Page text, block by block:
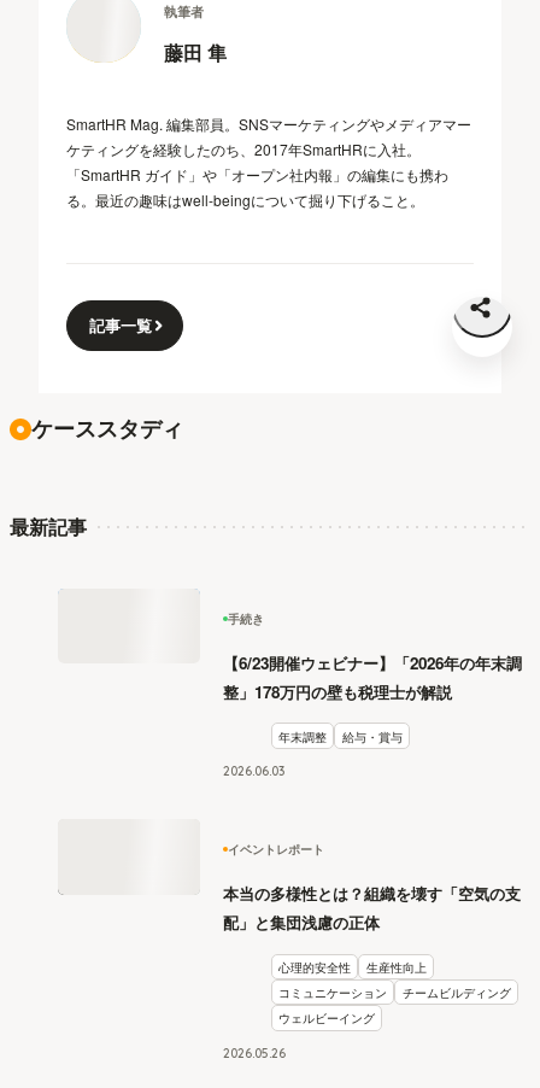
執筆者
藤田 隼
SmartHR Mag. 編集部員。SNSマーケティングやメディアマー
ケティングを経験したのち、2017年SmartHRに入社。
「SmartHR ガイド」や「オープン社内報」の編集にも携わ
る。最近の趣味はwell-beingについて掘り下げること。
記事一覧
ケーススタディ
最新記事
手続き
【6/23開催ウェビナー】「2026年の年末調
整」178万円の壁も税理士が解説
年末調整 給与・賞与
2026.06 03
イベントレポート
本当の多様性とは？組織を壊す「空気の支
配」と集団浅慮の正体
心理的安全性
生産性向上
コミュニケーション
チームビルディング
ウェルビーイング
2026 05 26